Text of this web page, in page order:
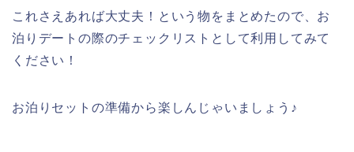
これさえあれば大丈夫！という物をまとめたので、お
泊りデートの際のチェックリストとして利用してみて
ください！
お泊りセットの準備から楽しんじゃいましょう♪